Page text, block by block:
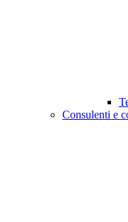
Consulenti e